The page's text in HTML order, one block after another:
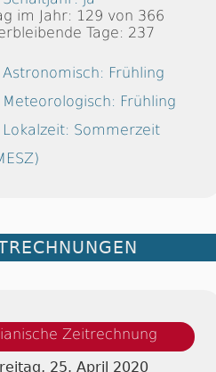
im Jahr: 129 von 366
Tage: 237
Astronomisch: Frühling
Meteorologisch: Frühling
Lokalzeit: Sommerzeit
Zeitrechnung
25. April 2020